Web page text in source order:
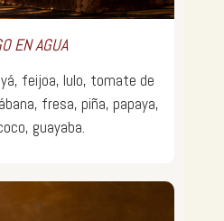
EN AGUA
feijoa, lulo, tomate de
fresa, piña, papaya,
guayaba.